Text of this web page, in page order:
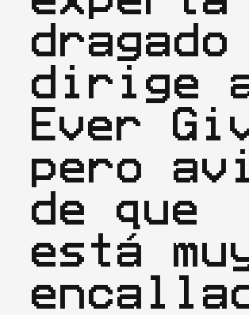
dragado
dirige
Ever
pero
de que
está